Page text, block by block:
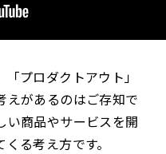
プロダクトアウト」
えがあるのはご存知で
い商品やサービスを開
る考え方です。